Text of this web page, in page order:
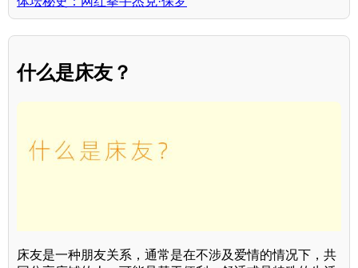
什么是床友？
床友是一种朋友关系，通常是在不涉及爱情的情况下，共